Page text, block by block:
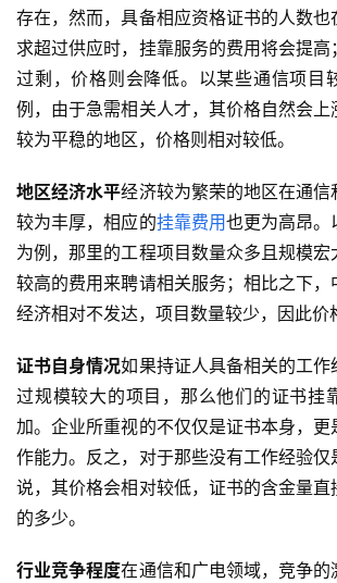
存在，然而，具备相应资格证书的人数也
求超过供应时，挂靠服务的费用将会提高
过剩，价格则会降低。以某些通信项目
例，由于急需相关人才，其价格自然会
较为平稳的地区，价格则相对较低。
地区经济水平经济较为繁荣的地区在通信
较为丰厚，相应的挂靠费用也更为高昂。
为例，那里的工程项目数量众多且规模
较高的费用来聘请相关服务；相比之下，
经济相对不发达，项目数量较少，因此价
证书自身情况如果持证人具备相关的工作
过规模较大的项目，那么他们的证书挂
加。企业所重视的不仅仅是证书本身，
作能力。反之，对于那些没有工作经验
说，其价格会相对较低，证书的含金量直
的多少。
行业竞争程度在通信和广电领域，竞争的